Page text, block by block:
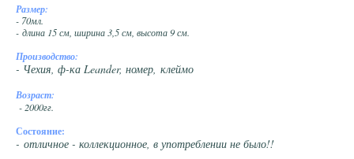
Размер:
- 70мл.
- длина 15 см, ширина 3,5 см, высота 9 см.
Производство:
- Чехия, ф-ка Leander, номер, клеймо
Возраст:
- 2000гг.
Состояние:
- отличное - коллекционное, в употреблении не было!!